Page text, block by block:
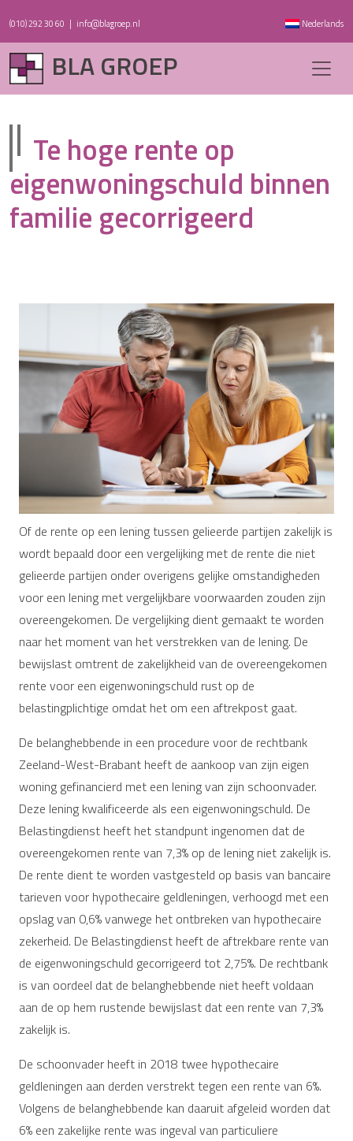
(010) 292 30 60 | info@blagroep.nl Nederlands
BLA GROEP
Te hoge rente op
eigenwoningschuld binnen
familie gecorrigeerd
Of de rente op een lening tussen gelieerde partijen zakelijk is
wordt bepaald door een vergelijking met de rente die niet
gelieerde partijen onder overigens gelijke omstandigheden
voor een lening met vergelijkbare voorwaarden zouden zijn
overeengekomen. De vergelijking dient gemaakt te worden
naar het moment van het verstrekken van de lening. De
bewijslast omtrent de zakelijkheid van de overeengekomen
rente voor een eigenwoningschuld rust op de
belastingplichtige omdat het om een aftrekpost gaat.
De belanghebbende in een procedure voor de rechtbank
Zeeland-West-Brabant heeft de aankoop van zijn eigen
woning gefinancierd met een lening van zijn schoonvader.
Deze lening kwalificeerde als een eigenwoningschuld. De
Belastingdienst heeft het standpunt ingenomen dat de
overeengekomen rente van 7,3% op de lening niet zakelijk is.
De rente dient te worden vastgesteld op basis van bancaire
tarieven voor hypothecaire geldleningen, verhoogd met een
opslag van 0,6% vanwege het ontbreken van hypothecaire
zekerheid. De Belastingdienst heeft de aftrekbare rente van
de eigenwoningschuld gecorrigeerd tot 2,75%. De rechtbank
is van oordeel dat de belanghebbende niet heeft voldaan
aan de op hem rustende bewijslast dat een rente van 7,3%
zakelijk is.
De schoonvader heeft in 2018 twee hypothecaire
geldleningen aan derden verstrekt tegen een rente van 6%.
Volgens de belanghebbende kan daaruit afgeleid worden dat
6% een zakelijke rente was ingeval van particuliere